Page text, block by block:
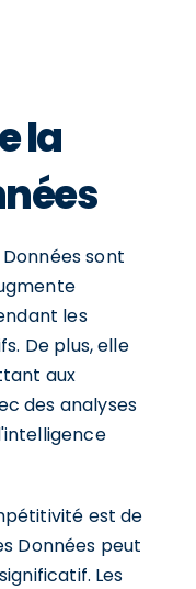
la
sont
les
De plus, elle
aux
des analyses
est de
Données peut
Les